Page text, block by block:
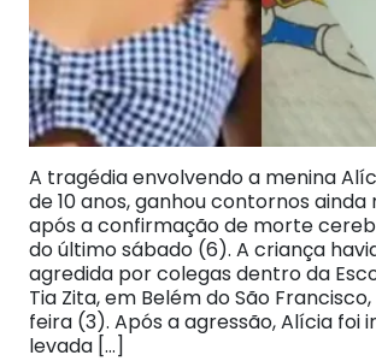
A tragédia envolvendo a menina
de 10 anos, ganhou contornos ainda
após a confirmação de morte
do último sábado (6). A criança
agredida por colegas dentro da
Tia Zita, em Belém do São
feira (3). Após a agressão, Alícia foi
levada […]